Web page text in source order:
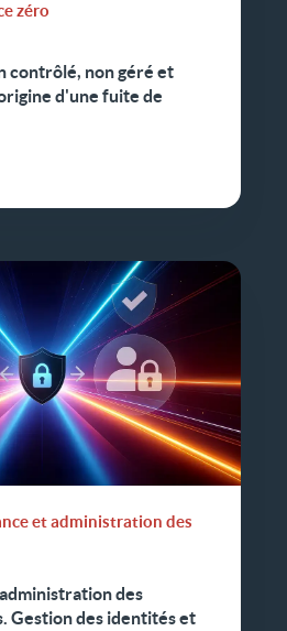
zéro
contrôlé, non géré et
d'une fuite de
et administration des
des
Gestion des identités et